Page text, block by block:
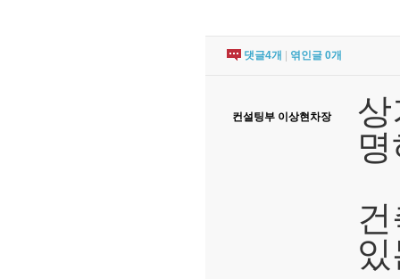
댓글4개 엮인글 0개